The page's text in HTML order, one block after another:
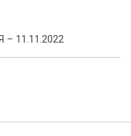
11.11.2022